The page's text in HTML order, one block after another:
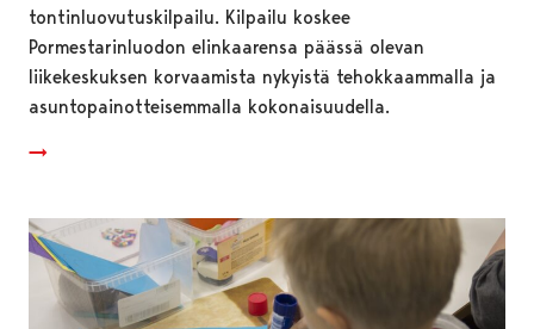
tontinluovutuskilpailu. Kilpailu koskee
Pormestarinluodon elinkaarensa päässä olevan
liikekeskuksen korvaamista nykyistä tehokkaammalla ja
asuntopainotteisemmalla kokonaisuudella.